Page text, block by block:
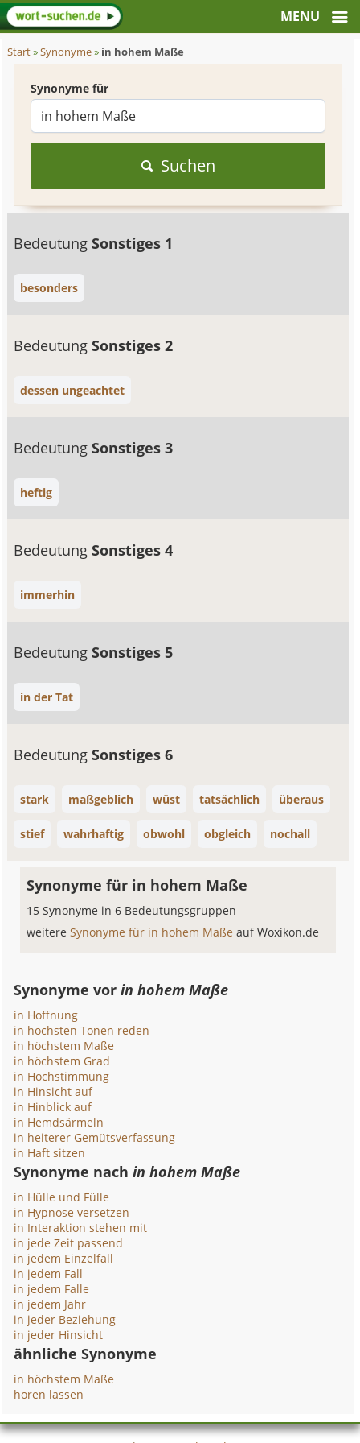
Start»Synonyme» in hohem Maße
Synonyme für
Suchen
BedeutungSonstiges 1
besonders
BedeutungSonstiges 2
dessen ungeachtet
BedeutungSonstiges 3
heftig
BedeutungSonstiges 4
immerhin
BedeutungSonstiges 5
in der Tat
BedeutungSonstiges 6
stark maßgeblich wüst tatsächlich überaus
stief wahrhaftig obwohl obgleich nochall
Synonyme für in hohem Maße
15 Synonyme in 6 Bedeutungsgruppen
weitereSynonyme für in hohem Maßeauf Woxikon.de
Synonyme vorin hohem Maße
in Hoffnung
in höchsten Tönen reden
in höchstem Maße
in höchstem Grad
in Hochstimmung
in Hinsicht auf
in Hinblick auf
in Hemdsärmeln
in heiterer Gemütsverfassung
in Haft sitzen
Synonyme nachin hohem Maße
in Hülle und Fülle
in Hypnose versetzen
in Interaktion stehen mit
in jede Zeit passend
in jedem Einzelfall
in jedem Fall
in jedem Falle
in jedem Jahr
in jeder Beziehung
in jeder Hinsicht
ähnliche Synonyme
in höchstem Maße
hören lassen